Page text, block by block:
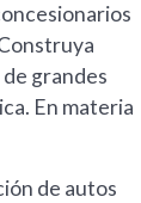
grandes
En materia
de autos